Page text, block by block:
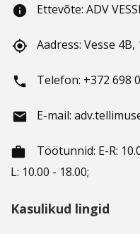
info Ettevõte: ADV
gps_fixed Aadress: Vesse
phone Telefon: +372 698
email E-mail:
Töötunnid: E-R:
L: 10.00 - 18.00;
Kasulikud lingid